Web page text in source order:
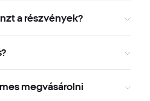
a részvények?
megvásárolni